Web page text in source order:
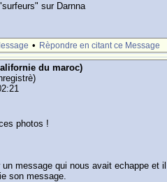
sur Darnna
• Rèpondre en citant ce Message
du maroc)
photos !
message qui nous avait echappe
son message.